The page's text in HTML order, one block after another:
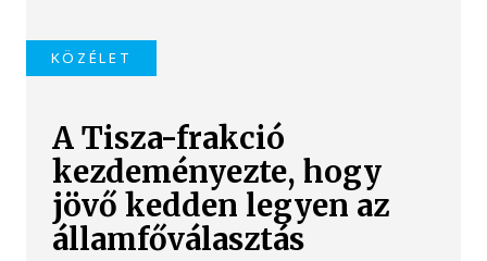
KÖZÉLET
A Tisza-frakció
kezdeményezte, hogy
jövő kedden legyen az
államfőválasztás